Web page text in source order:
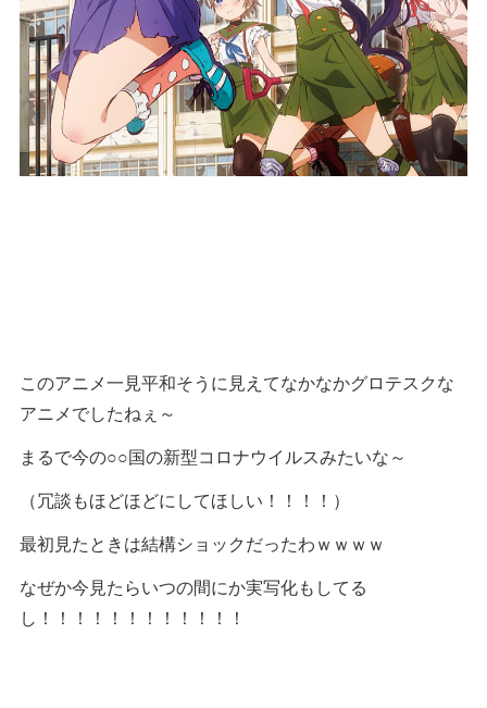
このアニメ一見平和そうに見えてなかなかグロテスクな
アニメでしたねぇ～
まるで今の○○国の新型コロナウイルスみたいな～
（冗談もほどほどにしてほしい！！！！）
最初見たときは結構ショックだったわｗｗｗｗ
なぜか今見たらいつの間にか実写化もしてる
し！！！！！！！！！！！！